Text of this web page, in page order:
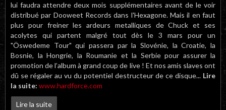
lui faudra attendre deux mois supplémentaires avant de le voir
distribué par Dooweet Records dans l'Hexagone. Mais il en faut
plus pour freiner les ardeurs metalliques de Chuck et ses
acolytes qui partent malgré tout dès le 3 mars pour un
"Öswedeme Tour" qui passera par la Slovénie, la Croatie, la
Bosnie, la Hongrie, la Roumanie et la Serbie pour assurer la
promotion de l’album à grand coup de live ! Et nos amis slaves ont
dû se régaler au vu du potentiel destructeur de ce disque... Lire
la suite: www.hardforce.com
Lire la suite